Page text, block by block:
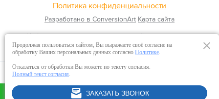
Политика конфиденциальности
Разработано в ConversionArt Карта сайта
Информация представленная на сайте не является
публичной офертой.
Продолжая пользоваться сайтом, Вы выражаете своё согласие на
обработку Ваших персональных данных согласно Политике.
Отказаться от обработки Вы можете по тексту согласия.
Полный текст согласия.